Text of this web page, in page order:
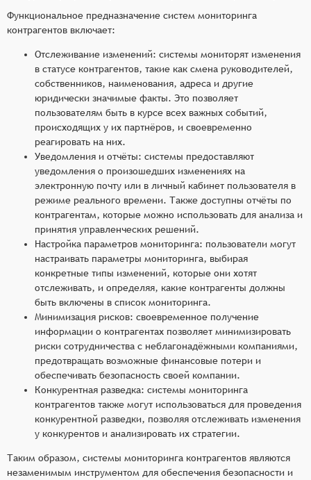
Функциональное предназначение систем мониторинга
контрагентов включает:
Отслеживание изменений: системы мониторят изменения
в статусе контрагентов, такие как смена руководителей,
собственников, наименования, адреса и другие
юридически значимые факты. Это позволяет
пользователям быть в курсе всех важных событий,
происходящих у их партнёров, и своевременно
реагировать на них.
Уведомления и отчёты: системы предоставляют
уведомления о произошедших изменениях на
электронную почту или в личный кабинет пользователя в
режиме реального времени. Также доступны отчёты по
контрагентам, которые можно использовать для анализа и
принятия управленческих решений.
Настройка параметров мониторинга: пользователи могут
настраивать параметры мониторинга, выбирая
конкретные типы изменений, которые они хотят
отслеживать, и определяя, какие контрагенты должны
быть включены в список мониторинга.
Минимизация рисков: своевременное получение
информации о контрагентах позволяет минимизировать
риски сотрудничества с неблагонадёжными компаниями,
предотвращать возможные финансовые потери и
обеспечивать безопасность своей компании.
Конкурентная разведка: системы мониторинга
контрагентов также могут использоваться для проведения
конкурентной разведки, позволяя отслеживать изменения
у конкурентов и анализировать их стратегии.
Таким образом, системы мониторинга контрагентов являются
незаменимым инструментом для обеспечения безопасности и